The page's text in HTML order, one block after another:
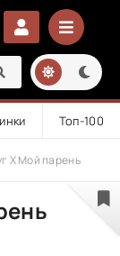
Топ-100
Х Мой парень